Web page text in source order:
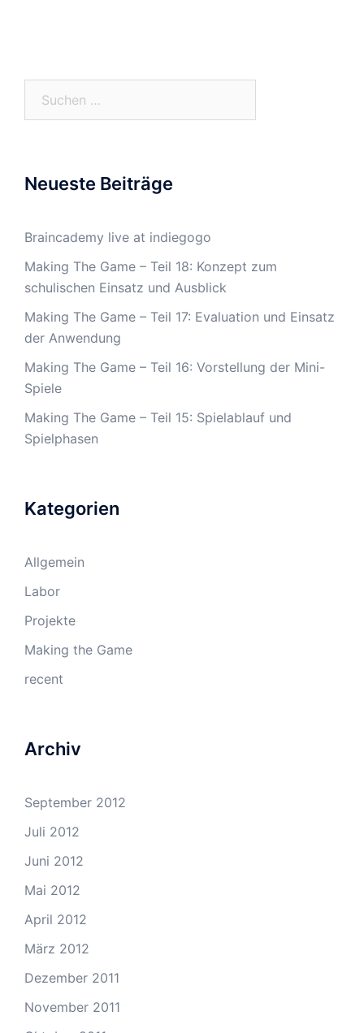
nach:
Neueste Beiträge
Braincademy live at indiegogo
Making The Game – Teil 18: Konzept zum
schulischen Einsatz und Ausblick
Making The Game – Teil 17: Evaluation und Einsatz
der Anwendung
Making The Game – Teil 16: Vorstellung der Mini-
Spiele
Making The Game – Teil 15: Spielablauf und
Spielphasen
Kategorien
Allgemein
Labor
Projekte
Making the Game
recent
Archiv
September 2012
Juli 2012
Juni 2012
Mai 2012
April 2012
März 2012
Dezember 2011
November 2011